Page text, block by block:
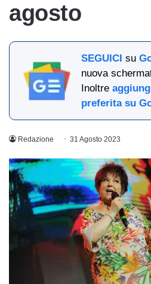
agosto
SEGUICI su
nuova
Inoltre
preferita su
Redazione 31 Agosto 2023